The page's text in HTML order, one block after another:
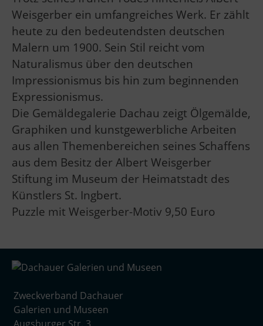
Weisgerber ein umfangreiches Werk. Er zählt
heute zu den bedeutendsten deutschen
Malern um 1900. Sein Stil reicht vom
Naturalismus über den deutschen
Impressionismus bis hin zum beginnenden
Expressionismus.
Die Gemäldegalerie Dachau zeigt Ölgemälde,
Graphiken und kunstgewerbliche Arbeiten
aus allen Themenbereichen seines Schaffens
aus dem Besitz der Albert Weisgerber
Stiftung im Museum der Heimatstadt des
Künstlers St. Ingbert.
Puzzle mit Weisgerber-Motiv 9,50 Euro
Zweckverband Dachauer
Galerien und Museen